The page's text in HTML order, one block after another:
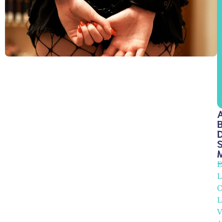
E
L
L
V